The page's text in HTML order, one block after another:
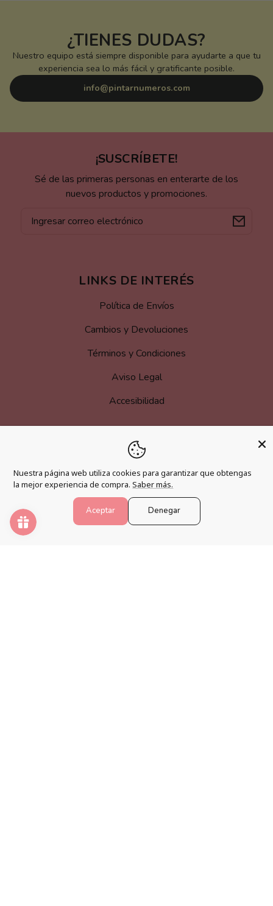
¿TIENES DUDAS?
Nuestro equipo está siempre disponible para ayudarte a que tu
experiencia sea lo más fácil y gratificante posible.
info@pintarnumeros.com
¡SUSCRÍBETE!
Sé de las primeras personas en enterarte de los
nuevos productos y promociones.
electrónico
LINKS DE INTERÉS
Política de Envíos
Cambios y Devoluciones
Términos y Condiciones
Aviso Legal
Accesibilidad
MÁS INFORMACIÓN
Hazte afiliado
Programa de fidelización
Nuestra página web utiliza cookies para garantizar que obtengas
la mejor experiencia de compra. Saber más.
Aceptar Denegar